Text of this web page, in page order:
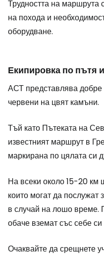
Трудността на маршрута
на похода и
оборудване.
Екипировка по пътя
АСТ представлява добре
червени на цвят камъни.
Тъй като Пътеката на
известният маршрут в
маркирана по цялата си
На всеки около 15-20 км
които могат да
в случай на лошо време.
обаче вземат със себе си
Очаквайте да срещнете